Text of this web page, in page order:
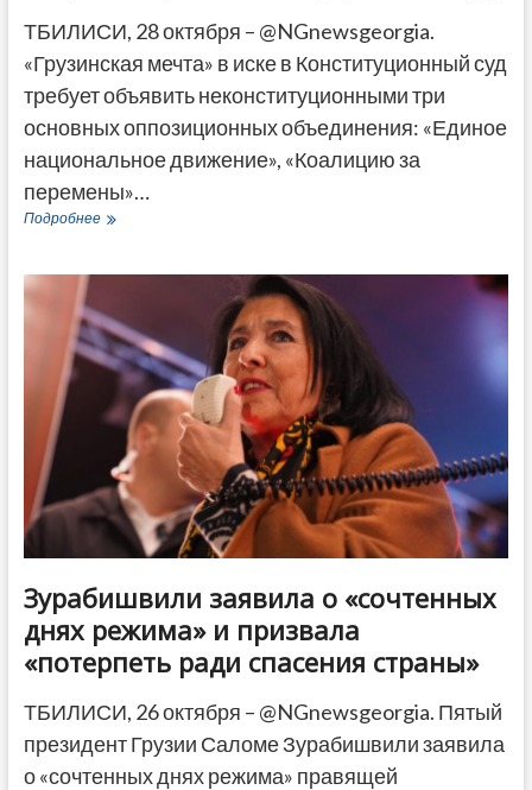
ТБИЛИСИ, 28 октября – @NGnewsgeorgia.
«Грузинская мечта» в иске в Конституционный суд
требует объявить неконституционными три
основных оппозиционных объединения: «Единое
национальное движение», «Коалицию за
перемены»…
Подробнее«Грузинская
для
запрета
через
Конституционный
суд
Зурабишвили заявила о «сочтенных
днях режима» и призвала
«потерпеть ради спасения страны»
ТБИЛИСИ, 26 октября – @NGnewsgeorgia. Пятый
президент Грузии Саломе Зурабишвили заявила
о «сочтенных днях режима» правящей